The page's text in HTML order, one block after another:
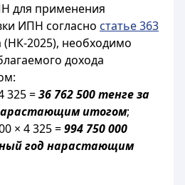
для применения
ИПН согласно статье 363
(НК-2025), необходимо
дохода
325 =36 762 500 тенге за
итогом;
× 4 325 =994 750 000
год нарастающим